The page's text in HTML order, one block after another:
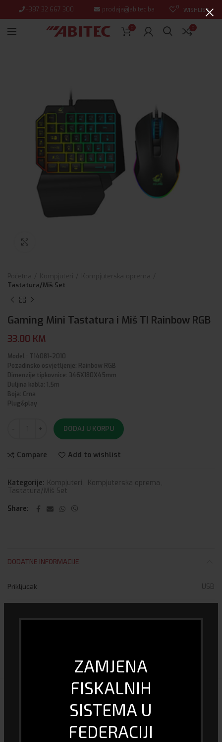
ZAMJENA
FISKALNIH
SISTEMA U
FEDERACIJI
+387 32 667 300 prodaja@abitec.ba 0 WISHLIST
0 0
Tastatura/Miš Set
Gaming Mini Tastatura i Miš TI Rainbow RGB
33.00 KM
Model : T14081-2010
Pozadinsko osvjetljenje: Rainbow RGB
Dimenzije tipkovnice: 346X180X45mm
Duljina kabla: 1,5m
Boja: Crna
Plug&play
DODAJ U KORPU
Compare Add to wishlist
Kategorije: Kompjuteri , Kompjuterska oprema ,
Tastatura/Miš Set
Share
DODATNE INFORMACIJE
Prikljucak USB